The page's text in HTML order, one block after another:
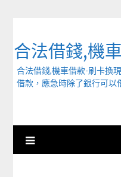
合法借錢,機
合法借錢,機車借款-刷卡換
借款，應急時除了銀行可以